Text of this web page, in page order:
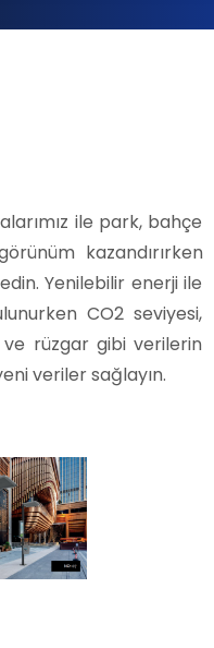
ile park, bahçe
kazandırırken
Yenilebilir enerji ile
CO2 seviyesi,
ve rüzgar gibi verilerin
veriler sağlayın.